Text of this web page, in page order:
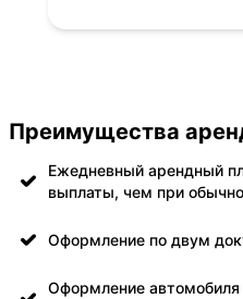
Преимущества
Ежедневный арендный
выплаты, чем при
Оформление по двум
Оформление автомобиля